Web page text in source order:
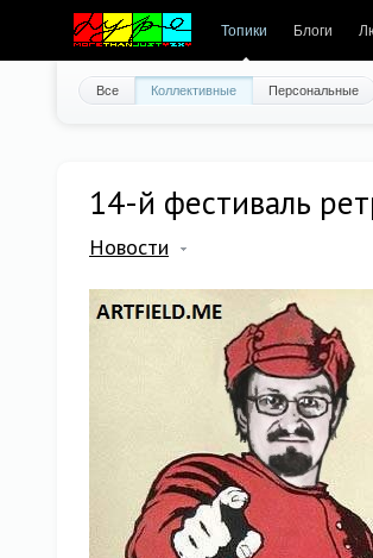
Топики Блоги
Все Коллективные Персональные
14-й фестиваль
Новости